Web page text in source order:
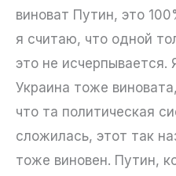
виноват Путин, это
я считаю, что одной
это не
Украина тоже
что та политическая
сложилась, этот так
тоже виновен. Путин,